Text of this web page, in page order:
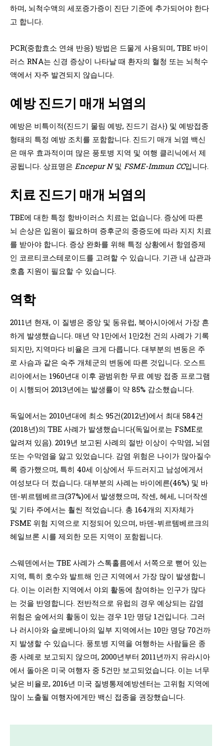
하며, 뇌척수액의 세포증가증이 진단 기준에 추가되어야 한다
고 합니다.
PCR(중합효소 연쇄 반응) 방법은 드물게 사용되며, TBE 바이
러스 RNA는 신경 증상이 나타날 때 환자의 혈청 또는 뇌척수
액에서 자주 발견되지 않습니다.
예방진드기 매개 뇌염의
예방은 비특이적(진드기 물림 예방, 진드기 검사) 및 예방접종
형태의 특정 예방 조치를 포함합니다. 진드기 매개 뇌염 백신
은 매우 효과적이며 많은 풍토병 지역 및 여행 클리닉에서 제
공됩니다. 상표명은 Encepur N및 FSME-Immun CC입니다.
치료 진드기 매개 뇌염의
TBE에 대한 특정 항바이러스 치료는 없습니다. 증상에 따른
뇌 손상은 입원이 필요하며 증후군의 중증도에 따라 지지 치료
를 받아야 합니다. 증상 완화를 위해 특정 상황에서 항염증제
인 코르티코스테로이드를 고려할 수 있습니다. 기관 내 삽관과
호흡 지원이 필요할 수 있습니다.
역학
2011년 현재, 이 질병은 중앙 및 동유럽, 북아시아에서 가장 흔
하게 발생했습니다. 매년 약 1만에서 1만2천 건의 사례가 기록
되지만, 지역마다 비율은 크게 다릅니다. 대부분의 변동은 주
로 사슴과 같은 숙주 개체군의 변동에 따른 것입니다. 오스트
리아에서는 1960년대 이후 광범위한 무료 예방 접종 프로그램
이 시행되어 2013년에는 발생률이 약 85% 감소했습니다.
독일에서는 2010년대에 최소 95건(2012년)에서 최대 584건
(2018년)의 TBE 사례가 발생했습니다(독일어로는 FSME로
알려져 있음). 2019년 보고된 사례의 절반 이상이 수막염, 뇌염
또는 수막염을 앓고 있었습니다. 감염 위험은 나이가 많아질수
록 증가했으며, 특히 40세 이상에서 두드러지고 남성에게서
여성보다 더 컸습니다. 대부분의 사례는 바이에른(46%) 및 바
덴-뷔르템베르크(37%)에서 발생했으며, 작센, 헤세, 니더작센
및 기타 주에서는 훨씬 적었습니다. 총 164개의 지자체가
FSME 위험 지역으로 지정되어 있으며, 바덴-뷔르템베르크의
헤일브론 시를 제외한 모든 지역이 포함됩니다.
스웨덴에서는 TBE 사례가 스톡홀름에서 서쪽으로 뻗어 있는
지역, 특히 호수와 발트해 인근 지역에서 가장 많이 발생합니
다. 이는 이러한 지역에서 야외 활동에 참여하는 인구가 많다
는 것을 반영합니다. 전반적으로 유럽의 경우 예상되는 감염
위험은 숲에서의 활동이 있는 경우 1만 명당 1건입니다. 그러
나 러시아와 슬로베니아의 일부 지역에서는 10만 명당 70건까
지 발생할 수 있습니다. 풍토병 지역을 여행하는 사람들은 종
종 사례로 보고되지 않으며, 2000년부터 2011년까지 유라시아
에서 돌아온 미국 여행자 중 5건만 보고되었습니다. 이는 너무
낮은 비율로, 2016년 미국 질병통제예방센터는 고위험 지역에
많이 노출될 여행자에게만 백신 접종을 권장했습니다.